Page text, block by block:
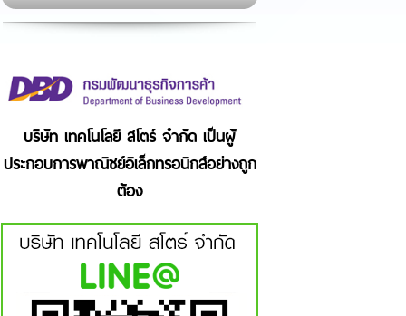
บริษัท เทคโนโลยี สโตร์ จำกัด เป็นผู้
ประกอบการพาณิชย์อิเล็กทรอนิกส์อย่างถูก
ต้อง